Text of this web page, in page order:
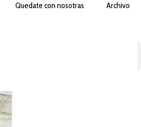
Quedate con nosotras Archivo